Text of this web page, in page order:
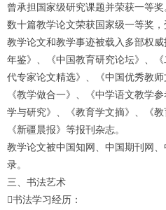
1 2 3
曾承担国家级研究课题并荣获一等奖
数十篇教学论文荣获国家级一等奖，
教学论文和教学事迹被载入多部权
年鉴》、《中国教育研究论坛》、
代专家论文精选》、《中国优秀教师
《教学做合一》、《中学语文教学
学与研究》、《教育学文摘》、《教
《新疆晨报》等报刊杂志。
教学论文被中国知网、中国期刊网
录。
三、书法艺术
书法学习经历：